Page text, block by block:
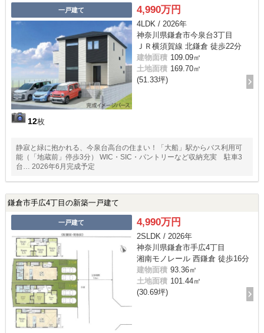
一戸建て
12枚
4,990万円
4LDK / 2026年
神奈川県鎌倉市今泉台3丁目
ＪＲ横須賀線 北鎌倉 徒歩22分
建物面積 109.09㎡
土地面積 169.70㎡
(51.33坪)
静寂と緑に抱かれる、今泉台高台の住まい！「大船」駅からバス利用可
能（「地蔵前」停歩3分） WIC・SIC・パントリーなど収納充実 駐車3
台… 2026年6月完成予定
鎌倉市手広4丁目の新築一戸建て
一戸建て 4,990万円
2SLDK / 2026年
神奈川県鎌倉市手広4丁目
湘南モノレール 西鎌倉 徒歩16分
建物面積 93.36㎡
土地面積 101.44㎡
(30.69坪)